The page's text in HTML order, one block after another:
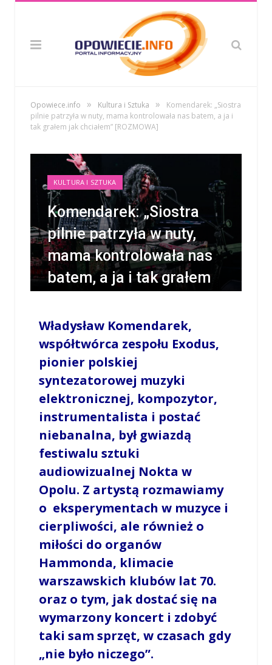
Opowiece.info » Kultura i Sztuka »
Komendarek: „Siostra
pilnie patrzyła w nuty, mama kontrolowała nas batem, a ja i
tak grałem jak chciałem” [ROZMOWA]
KULTURA I SZTUKA
Komendarek: „Siostra
pilnie patrzyła w nuty,
mama kontrolowała nas
batem, a ja i tak grałem
[ROZMOWA]
/ ANNA KONOPKA /
30 SIERPNIA 2019 / 09:45
0 COMMENTS
Władysław Komendarek,
współtwórca zespołu Exodus,
pionier polskiej
syntezatorowej muzyki
elektronicznej, kompozytor,
instrumentalista i postać
niebanalna, był gwiazdą
festiwalu sztuki
audiowizualnej Nokta w
Opolu. Z artystą rozmawiamy
o eksperymentach w muzyce i
cierpliwości, ale również o
miłości do organów
Hammonda, klimacie
warszawskich klubów lat 70.
oraz o tym, jak dostać się na
wymarzony koncert i zdobyć
taki sam sprzęt, w czasach gdy
„nie było niczego”.